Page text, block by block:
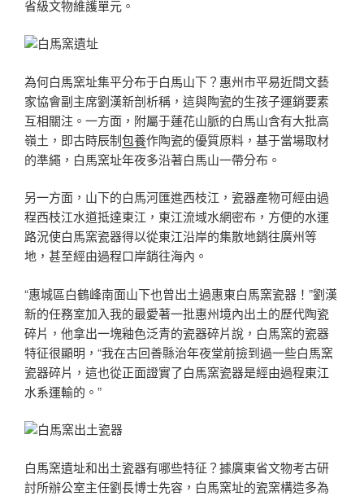
省級文物維護單元。
白馬窯遺址
為何白馬窯址集平分布于白馬山下？惠州市平易近間文藝
家協會副主席劉漢新剖析稱，這與陶瓷的生孩子運銷要素
互相關注。一方面，附屬于蓮花山脈的白馬山含有大批高
嶺土，即古時辰制包養作陶瓷的優質原料，基于當場取材
的準繩，白馬窯址年夜多沿著白馬山一帶分布。
另一方面，山下的白馬河匯進西枝江，瓷器產物可經由過
程西枝江水道抵達東江，東江流域水網密布，方便的水運
路況使白馬窯瓷器得以從東江沿岸的集散地銷往廣州等
地，甚至經由過程口岸銷往海內。
“惠城區白鶴峰南面山下也曾出土過惠東白馬窯瓷器！”劉漢
新的任務室加入我的最愛著一批惠州境內出土的歷代陶瓷
碎片，他拿出一塊釉色泛青的瓷器碎片說，白馬窯的瓷器
特征很顯明，“我在古回善縣治年夜堂前撿到過一些白馬窯
瓷器碎片，這也從正面證實了白馬窯瓷器是經由過程東江
水系運輸的。”
白馬窯出土瓷器
白馬窯遺址和出土瓷器有哪些特征？據廣東省文物考古研
討所辦公室主任劉長博士先容，白馬窯址的瓷窯構造多為